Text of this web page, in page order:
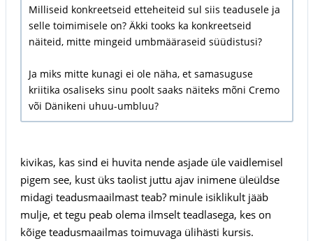
Milliseid konkreetseid etteheiteid sul siis teadusele ja
selle toimimisele on? Äkki tooks ka konkreetseid
näiteid, mitte mingeid umbmääraseid süüdistusi?
Ja miks mitte kunagi ei ole näha, et samasuguse
kriitika osaliseks sinu poolt saaks näiteks mõni Cremo
või Dänikeni uhuu-umbluu?
kivikas, kas sind ei huvita nende asjade üle vaidlemisel
pigem see, kust üks taolist juttu ajav inimene üleüldse
midagi teadusmaailmast teab? minule isiklikult jääb
mulje, et tegu peab olema ilmselt teadlasega, kes on
kõige teadusmaailmas toimuvaga ülihästi kursis.